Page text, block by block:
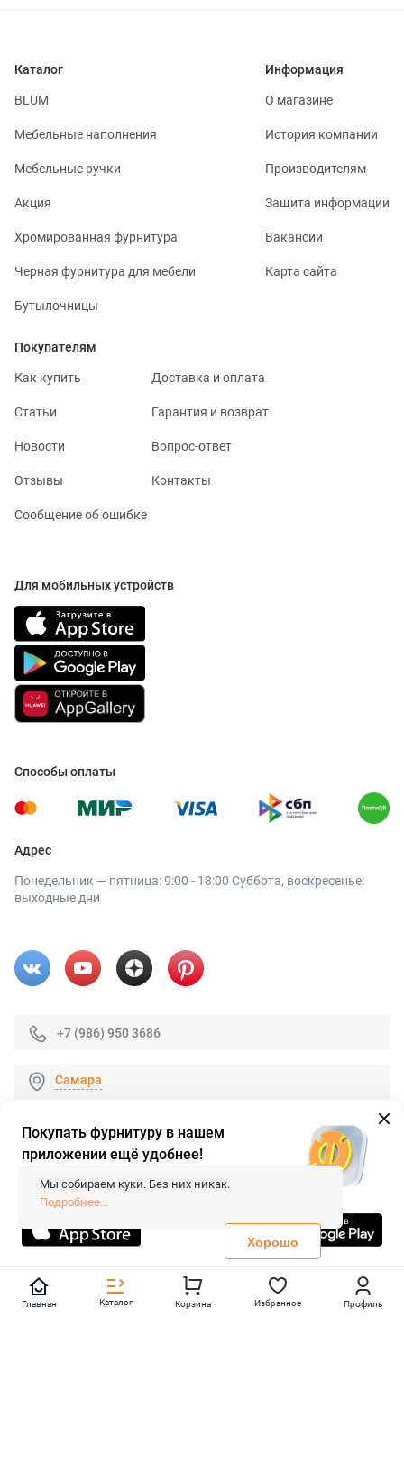
Каталог
BLUM
Мебельные наполнения
Мебельные ручки
Акция
Хромированная фурнитура
Черная фурнитура для мебели
Бутылочницы
Информация
О магазине
История компании
Производителям
Защита информации
Вакансии
Карта сайта
Покупателям
Как купить Доставка и оплата
Статьи Гарантия и возврат
Новости Вопрос-ответ
Отзывы Контакты
Сообщение об ошибке
Для мобильных устройств
Способы оплаты
Адрес
Понедельник — пятница: 9:00 - 18:00 Суббота, воскресенье:
выходные дни
+7 (986) 950 3686
Самара
© 2026 «FieraShop.ru»
Сопровождение сайта
- Вебформат.
Все права защищены.
Не является публичной офертой
Политика конфиденциальности
Главная Каталог Корзина Избранное Профиль
Покупать фурнитуру в нашем
приложении ещё удобнее!
Мы собираем куки. Без них никак.
Подробнее...
Хорошо